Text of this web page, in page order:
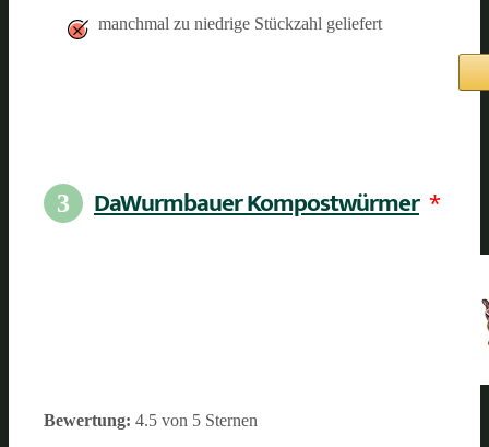
manchmal zu niedrige Stückzahl geliefert
3 DaWurmbauer Kompostwürmer *
Bewertung: 4.5 von 5 Sternen